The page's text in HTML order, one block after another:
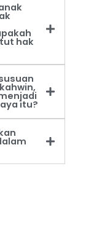
hak
itu?